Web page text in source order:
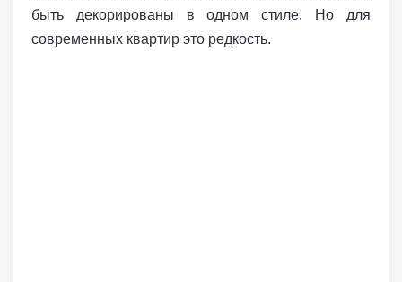
быть декорированы в одном стиле. Но для
современных квартир это редкость.